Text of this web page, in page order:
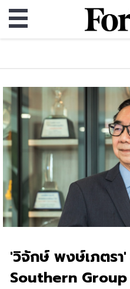
'วิจักษ์ พงษ์เภตรา
Southern Group